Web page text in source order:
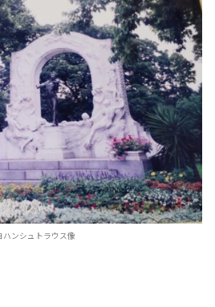
ハンシュトラウス像